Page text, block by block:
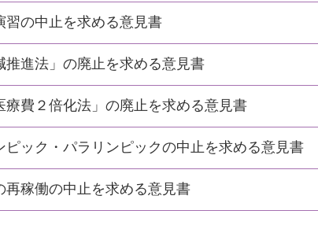
習の中止を求める意見書
推進法」の廃止を求める意見書
療費２倍化法」の廃止を求める意見書
ピック・パラリンピックの中止を求める意見書
再稼働の中止を求める意見書